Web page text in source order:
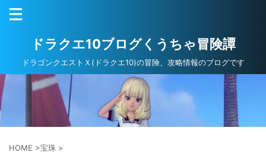
ドラクエ10ブログくうちゃ冒険譚
ドラゴンクエストＸ(ドラクエ10)の冒険、攻略情報のブログです
HOME >宝珠 >